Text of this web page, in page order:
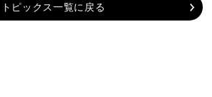
トピックス一覧に戻る